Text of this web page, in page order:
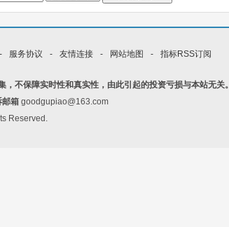
- 服务协议 - 友情连接 - 网站地图 - 指标RSS订阅
不保障实时性和真实性，由此引起的投资亏损与本站无关。
邮箱 goodgupiao@163.com
Reserved.